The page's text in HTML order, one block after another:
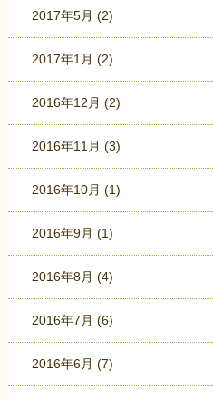
2017年5月 (2)
2017年1月 (2)
2016年12月 (2)
2016年11月 (3)
2016年10月 (1)
2016年9月 (1)
2016年8月 (4)
2016年7月 (6)
2016年6月 (7)